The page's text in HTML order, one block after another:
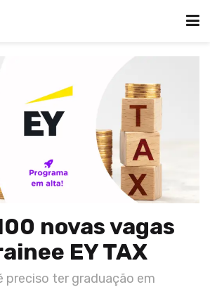
novas vagas
EY TAX
preciso ter graduação em